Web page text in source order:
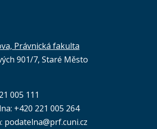
Právnická fakulta
901/7, Staré Město
005 111
+420 221 005 264
podatelna@prf.cuni.cz